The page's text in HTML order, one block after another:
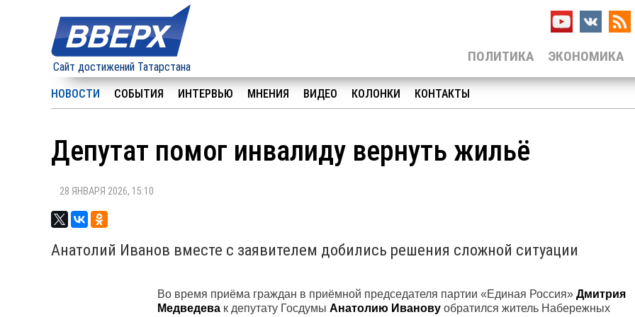
Сайт достижений Татарстана
ЭКОНОМИКА
ПОЛИТИКА
НОВОСТИ СОБЫТИЯ ИНТЕРВЬЮ МНЕНИЯ ВИДЕО КОЛОНКИ КОНТАКТЫ
Депутат помог инвалиду вернуть жильё
28 ЯНВАРЯ 2026, 15:10
Анатолий Иванов вместе с заявителем добились решения сложной ситуации
Во время приёма граждан в приёмной председателя партии «Единая Россия» Дмитрия
Медведева к депутату Госдумы Анатолию Иванову обратился житель Набережных